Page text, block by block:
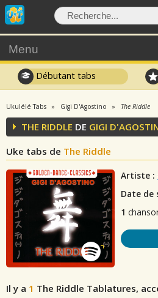
Menu
Débutant tabs
Ukulélé Tabs Gigi D'Agostino The Riddle
THE RIDDLE DE GIGI
Uke tabs de The Riddle
Artiste :
Date de
1
Il y a 1 The Riddle Tablatures,